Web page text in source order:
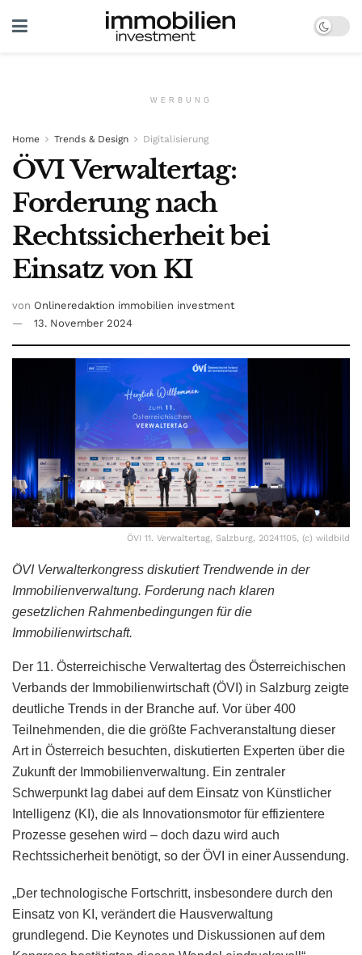
WERBUNG
Home Trends & Design Digitalisierung
ÖVI Verwaltertag:
Forderung nach
Rechtssicherheit bei
Einsatz von KI
von Onlineredaktion immobilien investment
13. November 2024
ÖVI 11. Verwaltertag, Salzburg, 20241105, (c) wildbild
ÖVI Verwalterkongress diskutiert Trendwende in der
Immobilienverwaltung. Forderung nach klaren
gesetzlichen Rahmenbedingungen für die
Immobilienwirtschaft.
Der 11. Österreichische Verwaltertag des Österreichischen
Verbands der Immobilienwirtschaft (ÖVI) in Salzburg zeigte
deutliche Trends in der Branche auf. Vor über 400
Teilnehmenden, die die größte Fachveranstaltung dieser
Art in Österreich besuchten, diskutierten Experten über die
Zukunft der Immobilienverwaltung. Ein zentraler
Schwerpunkt lag dabei auf dem Einsatz von Künstlicher
Intelligenz (KI), die als Innovationsmotor für effizientere
Prozesse gesehen wird – doch dazu wird auch
Rechtssicherheit benötigt, so der ÖVI in einer Aussendung.
„Der technologische Fortschritt, insbesondere durch den
Einsatz von KI, verändert die Hausverwaltung
grundlegend. Die Keynotes und Diskussionen auf dem